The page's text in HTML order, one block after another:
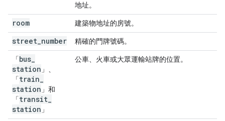
地址。
room 建築物地址的房號。
street number 精確的門牌號碼。
「bus
station 」、
「train
station 」和
「transit
station 」
公車、火車或大眾運輸站牌的位置。